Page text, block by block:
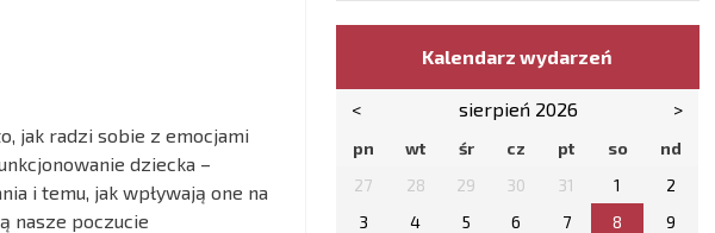
jak radzi sobie z emocjami
dziecka –
i temu, jak wpływają one na
nasze poczucie
Kalendarz wydarzeń
< sierpień 2026 >
pn wt śr cz pt so
nd
27
28 29 30 31 1
2
3
4 5 6 7 8
9